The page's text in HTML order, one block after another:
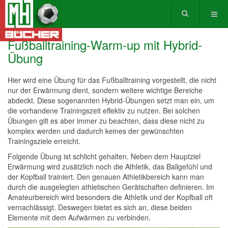
Fußballtraining-Warm-up mit Hybrid-
Übung
Hier wird eine Übung für das Fußballtraining vorgestellt, die nicht
nur der Erwärmung dient, sondern weitere wichtige Bereiche
abdeckt. Diese sogenannten Hybrid-Übungen setzt man ein, um
die vorhandene Trainingszeit effektiv zu nutzen. Bei solchen
Übungen gilt es aber immer zu beachten, dass diese nicht zu
komplex werden und dadurch keines der gewünschten
Trainingsziele erreicht.
Folgende Übung ist schlicht gehalten. Neben dem Hauptziel
Erwärmung wird zusätzlich noch die Athletik, das Ballgefühl und
der Kopfball trainiert. Den genauen Athletikbereich kann man
durch die ausgelegten athletischen Gerätschaften definieren. Im
Amateurbereich wird besonders die Athletik und der Kopfball oft
vernachlässigt. Deswegen bietet es sich an, diese beiden
Elemente mit dem Aufwärmen zu verbinden.